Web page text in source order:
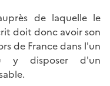
de laquelle le
doit donc avoir son
de France dans l'un
y disposer d'un